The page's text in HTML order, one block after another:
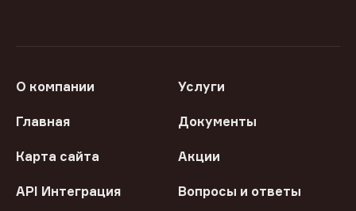
О компании Услуги
Главная Документы
Карта сайта Акции
API Интеграция Вопросы и ответы